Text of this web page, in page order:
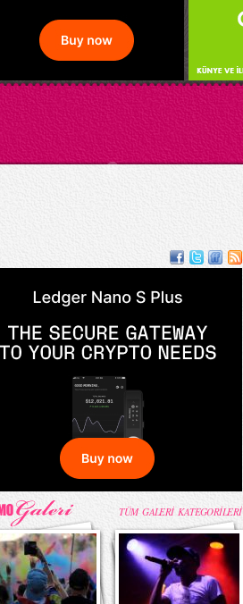
TÜM GALERİ KATEGORİLERİ